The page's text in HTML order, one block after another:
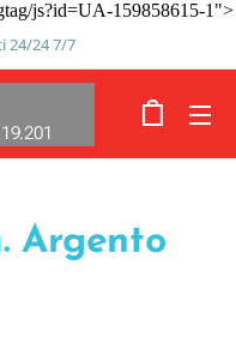
js?id=UA-159858615-1">
24/24 7/7
Argento